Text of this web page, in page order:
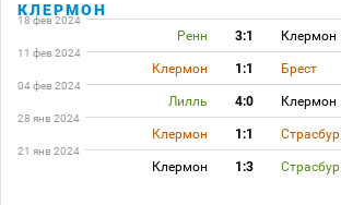
КЛЕРМОН
18 фев 2024
Ренн 3:1 Клермон
11 фев 2024
Клермон 1:1 Брест
04 фев 2024
Лилль 4:0 Клермон
28 янв 2024
Клермон 1:1 Страсбур
21 янв 2024
Клермон 1:3 Страсбур